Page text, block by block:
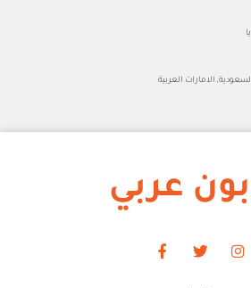
الامارات العربية